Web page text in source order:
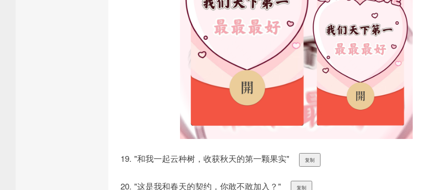
19. "和我一起云种树，收获秋天的第一颗果实" 复制
20. "这是我和春天的契约，你敢不敢加入？" 复制